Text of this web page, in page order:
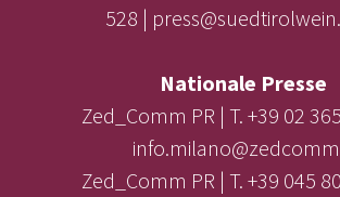
528 |
Nationale Presse
Zed_Comm PR | T. +39 02
Zed_Comm PR | T. +39 045